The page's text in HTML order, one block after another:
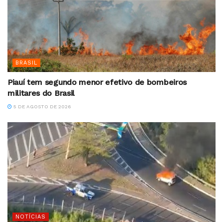
BRASIL
Piauí tem segundo menor efetivo de bombeiros
militares do Brasil
5 DE AGOSTO DE 2026
NOTÍCIAS